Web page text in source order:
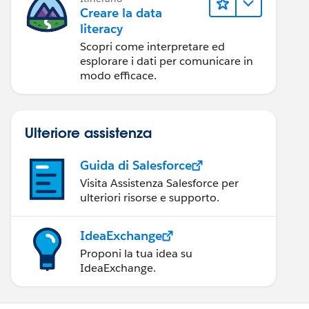
Creare la data
literacy
Scopri come interpretare ed
esplorare i dati per comunicare in
modo efficace.
Ulteriore assistenza
Guida di Salesforce
Visita Assistenza Salesforce per
ulteriori risorse e supporto.
IdeaExchange
Proponi la tua idea su
IdeaExchange.